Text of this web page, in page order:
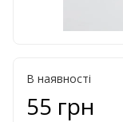
В наявності
55 грн